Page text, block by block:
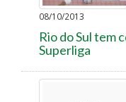
08/10/2013
Rio do Sul tem
Superliga